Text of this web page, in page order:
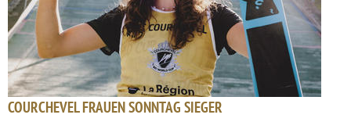
COURCHEVEL FRAUEN SONNTAG SIEGER